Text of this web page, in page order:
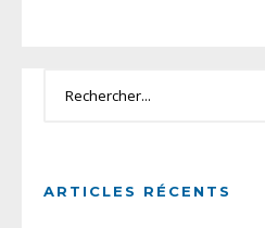
ARTICLES RÉCENTS